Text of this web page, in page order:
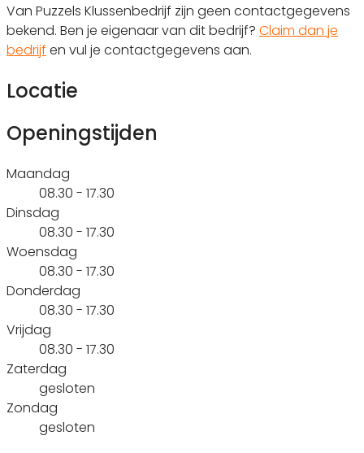
Van Puzzels Klussenbedrijf zijn geen contactgegevens
bekend. Ben je eigenaar van dit bedrijf? Claim dan je
bedrijf en vul je contactgegevens aan.
Locatie
Openingstijden
Maandag
08.30 - 17.30
Dinsdag
08.30 - 17.30
Woensdag
08.30 - 17.30
Donderdag
08.30 - 17.30
Vrijdag
08.30 - 17.30
Zaterdag
gesloten
Zondag
gesloten